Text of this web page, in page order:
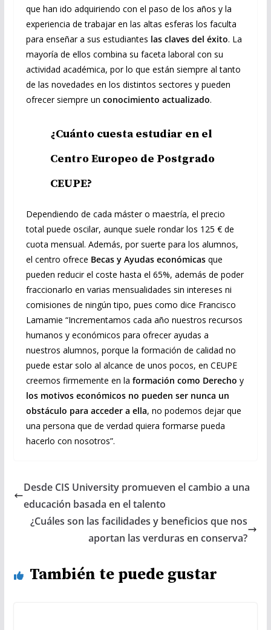
que han ido adquiriendo con el paso de los años y la
experiencia de trabajar en las altas esferas los faculta
para enseñar a sus estudiantes las claves del éxito. La
mayoría de ellos combina su faceta laboral con su
actividad académica, por lo que están siempre al tanto
de las novedades en los distintos sectores y pueden
ofrecer siempre un conocimiento actualizado.
¿Cuánto cuesta estudiar en el
Centro Europeo de Postgrado
CEUPE?
Dependiendo de cada máster o maestría, el precio
total puede oscilar, aunque suele rondar los 125 € de
cuota mensual. Además, por suerte para los alumnos,
el centro ofrece Becas y Ayudas económicasque
pueden reducir el coste hasta el 65%, además de poder
fraccionarlo en varias mensualidades sin intereses ni
comisiones de ningún tipo, pues como dice Francisco
Lamamie “Incrementamos cada año nuestros recursos
humanos y económicos para ofrecer ayudas a
nuestros alumnos, porque la formación de calidad no
puede estar solo al alcance de unos pocos, en CEUPE
creemos firmemente en la formación como Derecho y
los motivos económicos no pueden ser nunca un
obstáculo para acceder a ella, no podemos dejar que
una persona que de verdad quiera formarse pueda
hacerlo con nosotros”.
Desde CIS University promueven el cambio a una
educación basada en el talento
¿Cuáles son las facilidades y beneficios que nos
aportan las verduras en conserva?
También te puede gustar